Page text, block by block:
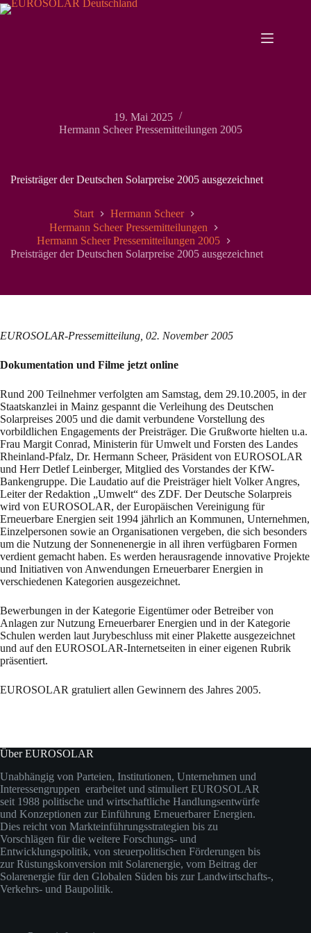
Zum
Inhalt
19. Mai 2025
Hermann Scheer Pressemitteilungen 2005
Preisträger der Deutschen Solarpreise 2005 ausgezeichnet
Start
Hermann Scheer
Hermann Scheer Pressemitteilungen
Hermann Scheer Pressemitteilungen 2005
Preisträger der Deutschen Solarpreise 2005 ausgezeichnet
EUROSOLAR-Pressemitteilung, 02. November 2005
Dokumentation und Filme jetzt online
Rund 200 Teilnehmer verfolgten am Samstag, dem 29.10.2005, in der
Staatskanzlei in Mainz gespannt die Verleihung des Deutschen
Solarpreises 2005 und die damit verbundene Vorstellung des
vorbildlichen Engagements der Preisträger. Die Grußworte hielten u.a.
Frau Margit Conrad, Ministerin für Umwelt und Forsten des Landes
Rheinland-Pfalz, Dr. Hermann Scheer, Präsident von EUROSOLAR
und Herr Detlef Leinberger, Mitglied des Vorstandes der KfW-
Bankengruppe. Die Laudatio auf die Preisträger hielt Volker Angres,
Leiter der Redaktion „Umwelt“ des ZDF. Der Deutsche Solarpreis
wird von EUROSOLAR, der Europäischen Vereinigung für
Erneuerbare Energien seit 1994 jährlich an Kommunen, Unternehmen,
Einzelpersonen sowie an Organisationen vergeben, die sich besonders
um die Nutzung der Sonnenenergie in all ihren verfügbaren Formen
verdient gemacht haben. Es werden herausragende innovative Projekte
und Initiativen von Anwendungen Erneuerbarer Energien in
verschiedenen Kategorien ausgezeichnet.
Bewerbungen in der Kategorie Eigentümer oder Betreiber von
Anlagen zur Nutzung Erneuerbarer Energien und in der Kategorie
Schulen werden laut Jurybeschluss mit einer Plakette ausgezeichnet
und auf den EUROSOLAR-Internetseiten in einer eigenen Rubrik
präsentiert.
EUROSOLAR gratuliert allen Gewinnern des Jahres 2005.
Über EUROSOLAR
Unabhängig von Parteien, Institutionen, Unternehmen und
Interessengruppen erarbeitet und stimuliert EUROSOLAR
seit 1988 politische und wirtschaftliche Handlungsentwürfe
und Konzeptionen zur Einführung Erneuerbarer Energien.
Dies reicht von Markteinführungsstrategien bis zu
Vorschlägen für die weitere Forschungs- und
Entwicklungspolitik, von steuerpolitischen Förderungen bis
zur Rüstungskonversion mit Solarenergie, vom Beitrag der
Solarenergie für den Globalen Süden bis zur Landwirtschafts-,
Verkehrs- und Baupolitik.